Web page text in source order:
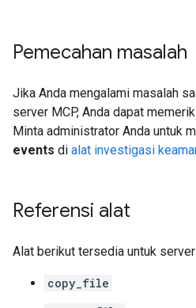
Pemecahan masalah
Jika Anda mengalami masalah
server MCP, Anda dapat
Minta administrator Anda untuk
events di alat investigasi
Referensi alat
Alat berikut tersedia untuk
copy_file